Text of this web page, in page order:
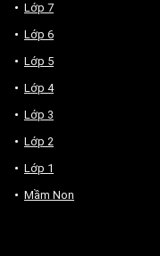
Lớp 7
Lớp 6
Lớp 5
Lớp 4
Lớp 3
Lớp 2
Lớp 1
Mầm Non